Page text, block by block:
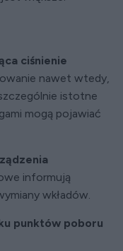
ciśnienie
nawet wtedy,
istotne
mogą pojawiać
informują
wkładów.
punktów poboru